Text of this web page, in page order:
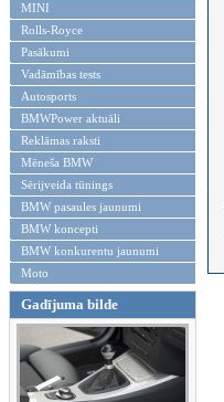
MINI
Rolls-Royce
Pasākumi
Vadāmības tests
Autosports
BMWPower aktuāli
Reklāmas raksti
Mēneša BMW
Sērijveida tūnings
BMW pasaules jaunumi
BMW koncepti
BMW konkurentu jaunumi
Moto
Gadījuma bilde